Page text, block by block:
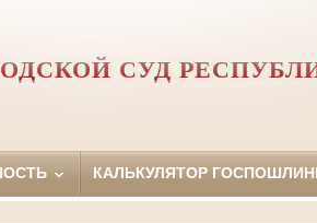
СУД
КАЛЬКУЛЯТОР